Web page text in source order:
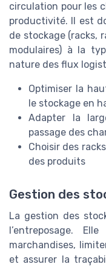
circulation pour les
productivité. Il est
de stockage (racks,
modulaires) à la
nature des flux
Optimiser la
le stockage en
Adapter la
passage des
Choisir des
des produits
Gestion des
La gestion des
l’entreposage.
marchandises,
et assurer la